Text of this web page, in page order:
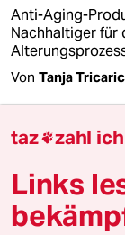
Anti-Aging-
Nachhaltiger für
Von Tanja
taz zahl ich
Links